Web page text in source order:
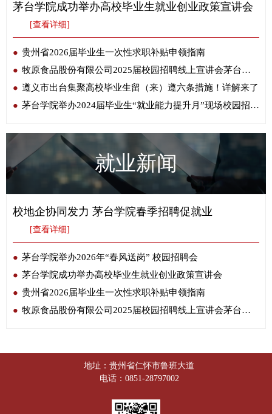
茅台学院成功举办高校毕业生就业创业政策宣讲会
[查看详细]
贵州省2026届毕业生一次性求职补贴申领指南
牧原食品股份有限公司2025届校园招聘线上宣讲会茅台学院专场圆满举行
遵义市出台集聚高校毕业生留（来）遵六条措施！详解来了
茅台学院举办2024届毕业生“就业能力提升月”现场校园招聘会
就业新闻
校地企协同发力 茅台学院春季招聘促就业
[查看详细]
茅台学院举办2026年“春风送岗” 校园招聘会
茅台学院成功举办高校毕业生就业创业政策宣讲会
贵州省2026届毕业生一次性求职补贴申领指南
牧原食品股份有限公司2025届校园招聘线上宣讲会茅台学院专场圆满举行
地址：贵州省仁怀市鲁班大道
电话：0851-28797002